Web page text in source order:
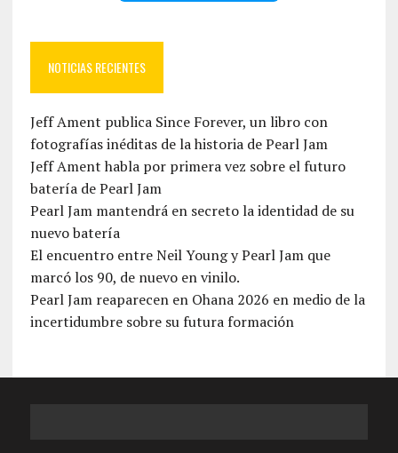
NOTICIAS RECIENTES
Jeff Ament publica Since Forever, un libro con
fotografías inéditas de la historia de Pearl Jam
Jeff Ament habla por primera vez sobre el futuro
batería de Pearl Jam
Pearl Jam mantendrá en secreto la identidad de su
nuevo batería
El encuentro entre Neil Young y Pearl Jam que
marcó los 90, de nuevo en vinilo.
Pearl Jam reaparecen en Ohana 2026 en medio de la
incertidumbre sobre su futura formación